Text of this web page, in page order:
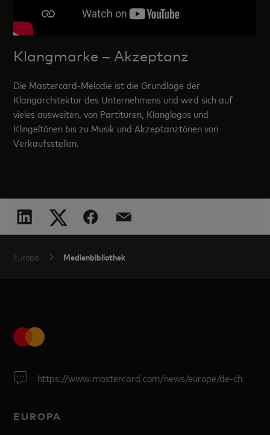
Klangmarke – Akzeptanz
Die Mastercard-Melodie ist die Grundlage der
Klangarchitektur des Unternehmens und wird sich auf
vieles ausweiten, von Partituren, Klanglogos und
Klingeltönen bis zu Musik und Akzeptanztönen von
Verkaufsstellen.
Europa Medienbibliothek
https://www.mastercard.com/news/europe/de-ch
EUROPA